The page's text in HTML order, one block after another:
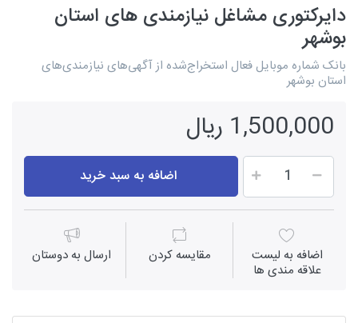
دایرکتوری مشاغل نیازمندی های استان
بوشهر
بانک شماره موبایل فعال استخراج‌شده از آگهی‌های نیازمندی‌های
استان بوشهر
1,500,000 ریال
اضافه به سبد خرید
اضافه به لیست
علاقه مندی ها
مقايسه كردن ارسال به دوستان